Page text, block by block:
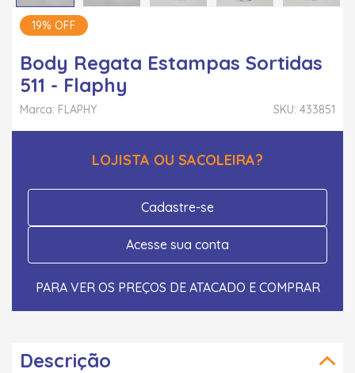
19% OFF
Body Regata Estampas Sortidas
511 - Flaphy
SKU: 433851
Marca: FLAPHY
LOJISTA OU SACOLEIRA?
Cadastre-se
Acesse sua conta
PARA VER OS PREÇOS DE ATACADO E COMPRAR
Descrição